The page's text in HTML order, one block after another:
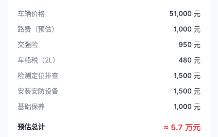
车辆价格
51,000 元
路费（预估）
1,000 元
交强险
950 元
车船税（2L）
480 元
检测定位排查
1,500 元
安装安防设备
1,500 元
基础保养
1,000 元
预估总计 ≈ 5.7 万元